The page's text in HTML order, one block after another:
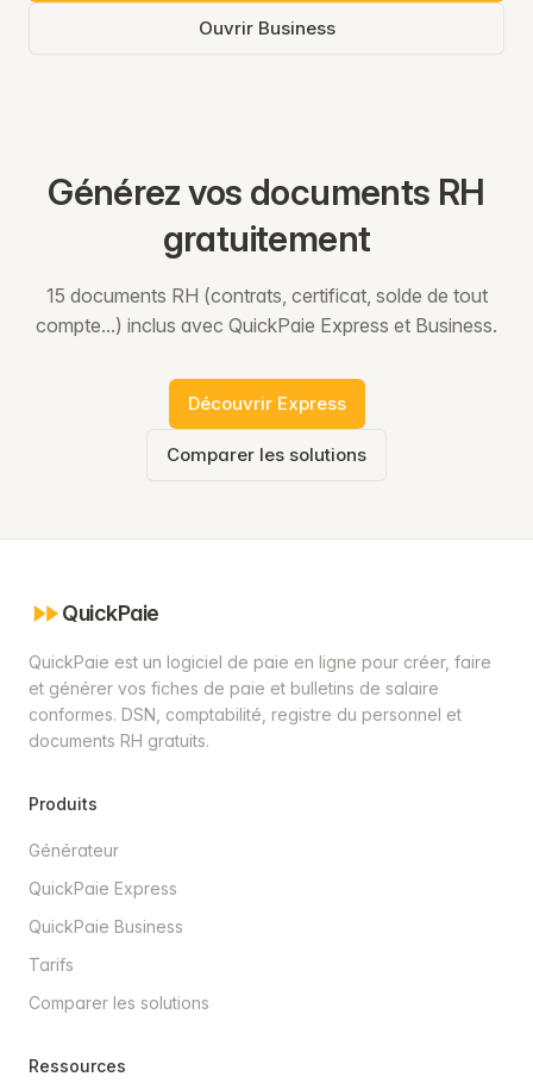
Ouvrir Business
Générez vos documents RH
gratuitement
15 documents RH (contrats, certificat, solde de tout
compte...) inclus avec QuickPaie Express et Business.
Découvrir Express
Comparer les solutions
QuickPaie
QuickPaie est un logiciel de paie en ligne pour créer, faire
et générer vos fiches de paie et bulletins de salaire
conformes. DSN, comptabilité, registre du personnel et
documents RH gratuits.
Produits
Générateur
QuickPaie Express
QuickPaie Business
Tarifs
Comparer les solutions
Ressources